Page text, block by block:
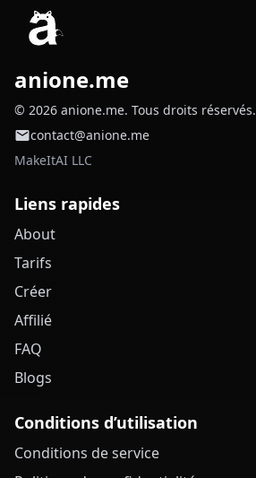
anione.me
© 2026 anione.me. Tous droits réservés.
contact@anione.me
MakeItAI LLC
Liens rapides
About
Tarifs
Créer
Affilié
FAQ
Blogs
Conditions d’utilisation
Conditions de service